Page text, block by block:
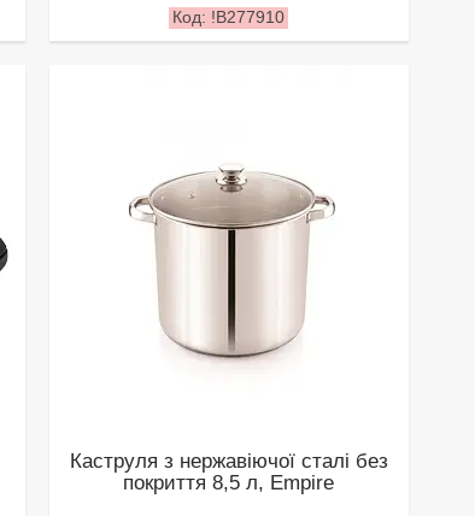
!B277910
Каструля з нержавіючої сталі без
покриття 8,5 л, Empire